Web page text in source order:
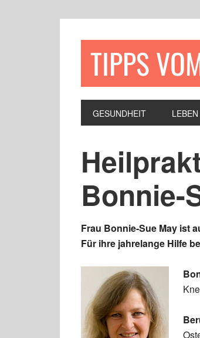
TIPPS
GESUNDHEIT LEBEN
Bonnie-
Frau Bonnie-Sue May ist
Für ihre jahrelange Hilfe